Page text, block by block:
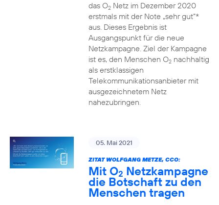
das O2Netz im Dezember 2020
erstmals mit der Note „sehr gut“*
aus. Dieses Ergebnis ist
Ausgangspunkt für die neue
Netzkampagne. Ziel der Kampagne
ist es, den Menschen O2nachhaltig
als erstklassigen
Telekommunikationsanbieter mit
ausgezeichnetem Netz
nahezubringen.
05. Mai 2021
ZITAT WOLFGANG METZE, CCO:
Mit O2 Netzkampagne
die Botschaft zu den
Menschen tragen